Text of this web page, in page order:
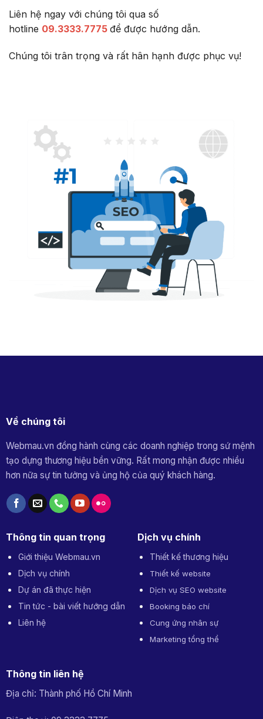
Liên hệ ngay với chúng tôi qua số
hotline 09.3333.7775 để được hướng dẫn.
Chúng tôi trân trọng và rất hân hạnh được phục vụ!
Về chúng tôi
Webmau.vn đồng hành cùng các doanh nghiệp trong sứ mệnh
tạo dựng thương hiệu bền vững. Rất mong nhận được nhiều
hơn nữa sự tin tưởng và ủng hộ của quý khách hàng.
Thông tin quan trọng
Giới thiệu Webmau.vn
Dịch vụ chính
Dự án đã thực hiện
Tin tức - bài viết hướng dẫn
Liên hệ
Dịch vụ chính
Thiết kế thương hiệu
Thiết kế website
Dịch vụ SEO website
Booking báo chí
Cung ứng nhân sự
Marketing tổng thể
Thông tin liên hệ
Địa chỉ: Thành phố Hồ Chí Minh